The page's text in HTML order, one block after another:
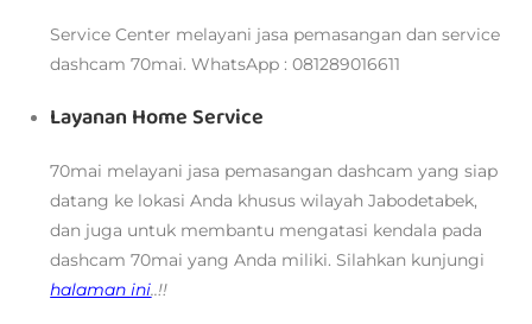
Service Center melayani jasa pemasangan dan service
dashcam 70mai. WhatsApp : 081289016611
Layanan Home Service
70mai melayani jasa pemasangan dashcam yang siap
datang ke lokasi Anda khusus wilayah Jabodetabek,
dan juga untuk membantu mengatasi kendala pada
dashcam 70mai yang Anda miliki. Silahkan kunjungi
halaman ini..!!